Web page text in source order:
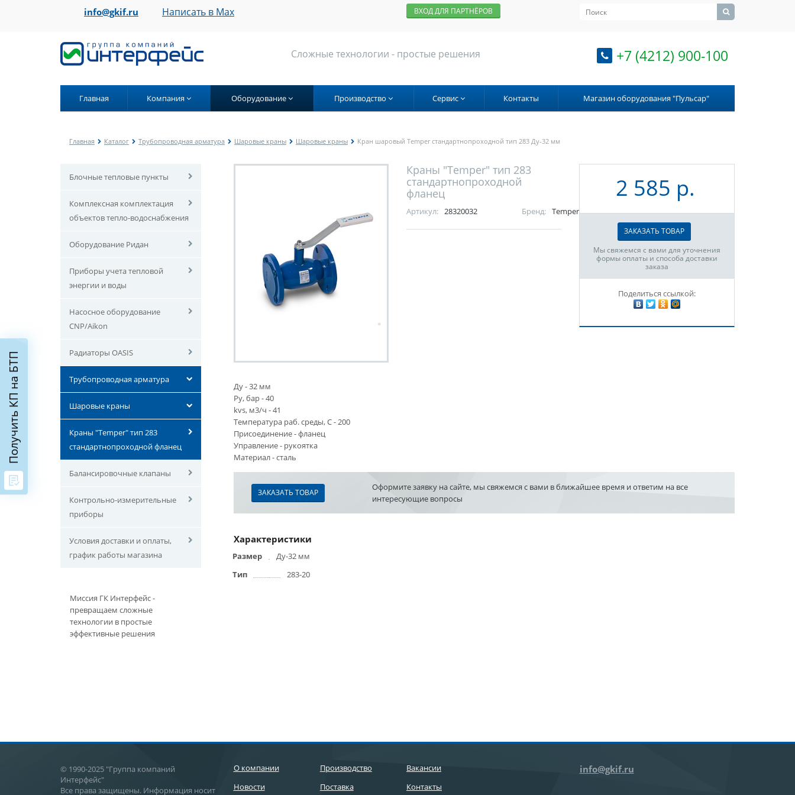
info@gkif.ru Написать в Max ВХОД ДЛЯ ПАРТНЁРОВ
Сложные технологии - простые решения +7 (4212) 900-100
Главная Компания Оборудование Производство Сервис Контакты Магазин оборудования "Пульсар"
Главная Каталог Трубопроводная арматура Шаровые краны Шаровые краны Кран шаровый Temper стандартнопроходной тип 283 Ду-32 мм
Блочные тепловые пункты
Комплексная комплектация
объектов тепло-водоснабжения
Оборудование Ридан
Приборы учета тепловой
энергии и воды
Насосное оборудование
CNP/Aikon
Радиаторы OASIS
Трубопроводная арматура
Шаровые краны
Краны "Temper" тип 283
стандартнопроходной фланец
Балансировочные клапаны
Контрольно-измерительные
приборы
Условия доставки и оплаты,
график работы магазина
Миссия ГК Интерфейс -
превращаем сложные
технологии в простые
эффективные решения
Краны "Temper" тип 283
стандартнопроходной
фланец
Артикул: 28320032 Бренд: Temper
2 585 р.
ЗАКАЗАТЬ ТОВАР
Мы свяжемся с вами для уточнения
формы оплаты и способа доставки
заказа
Поделиться ссылкой:
Ду - 32 мм
Ру, бар - 40
kvs, м3/ч - 41
Температура раб. среды, С - 200
Присоединение - фланец
Управление - рукоятка
Материал - сталь
ЗАКАЗАТЬ ТОВАР
Оформите заявку на сайте, мы свяжемся с вами в ближайшее время и ответим на все
интересующие вопросы
Характеристики
Размер
Ду-32 мм
Тип
283-20
© 1990-2025 "Группа компаний
Интерфейс"
Все права защищены. Информация носит
О компании
Новости
Производство
Поставка
Вакансии
Контакты
info@gkif.ru
Получить КП на БТП